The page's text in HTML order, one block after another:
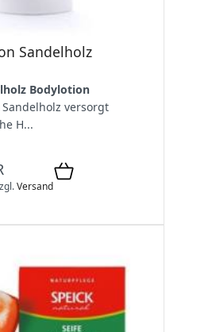
Sandelholz
Bodylotion
versorgt
H...
Versand